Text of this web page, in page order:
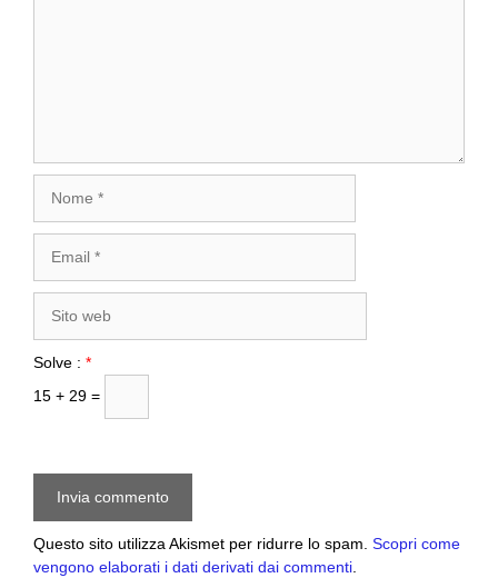
web
Solve : *
15 + 29 =
Questo sito utilizza Akismet per ridurre lo spam. Scopri come
vengono elaborati i dati derivati dai commenti.